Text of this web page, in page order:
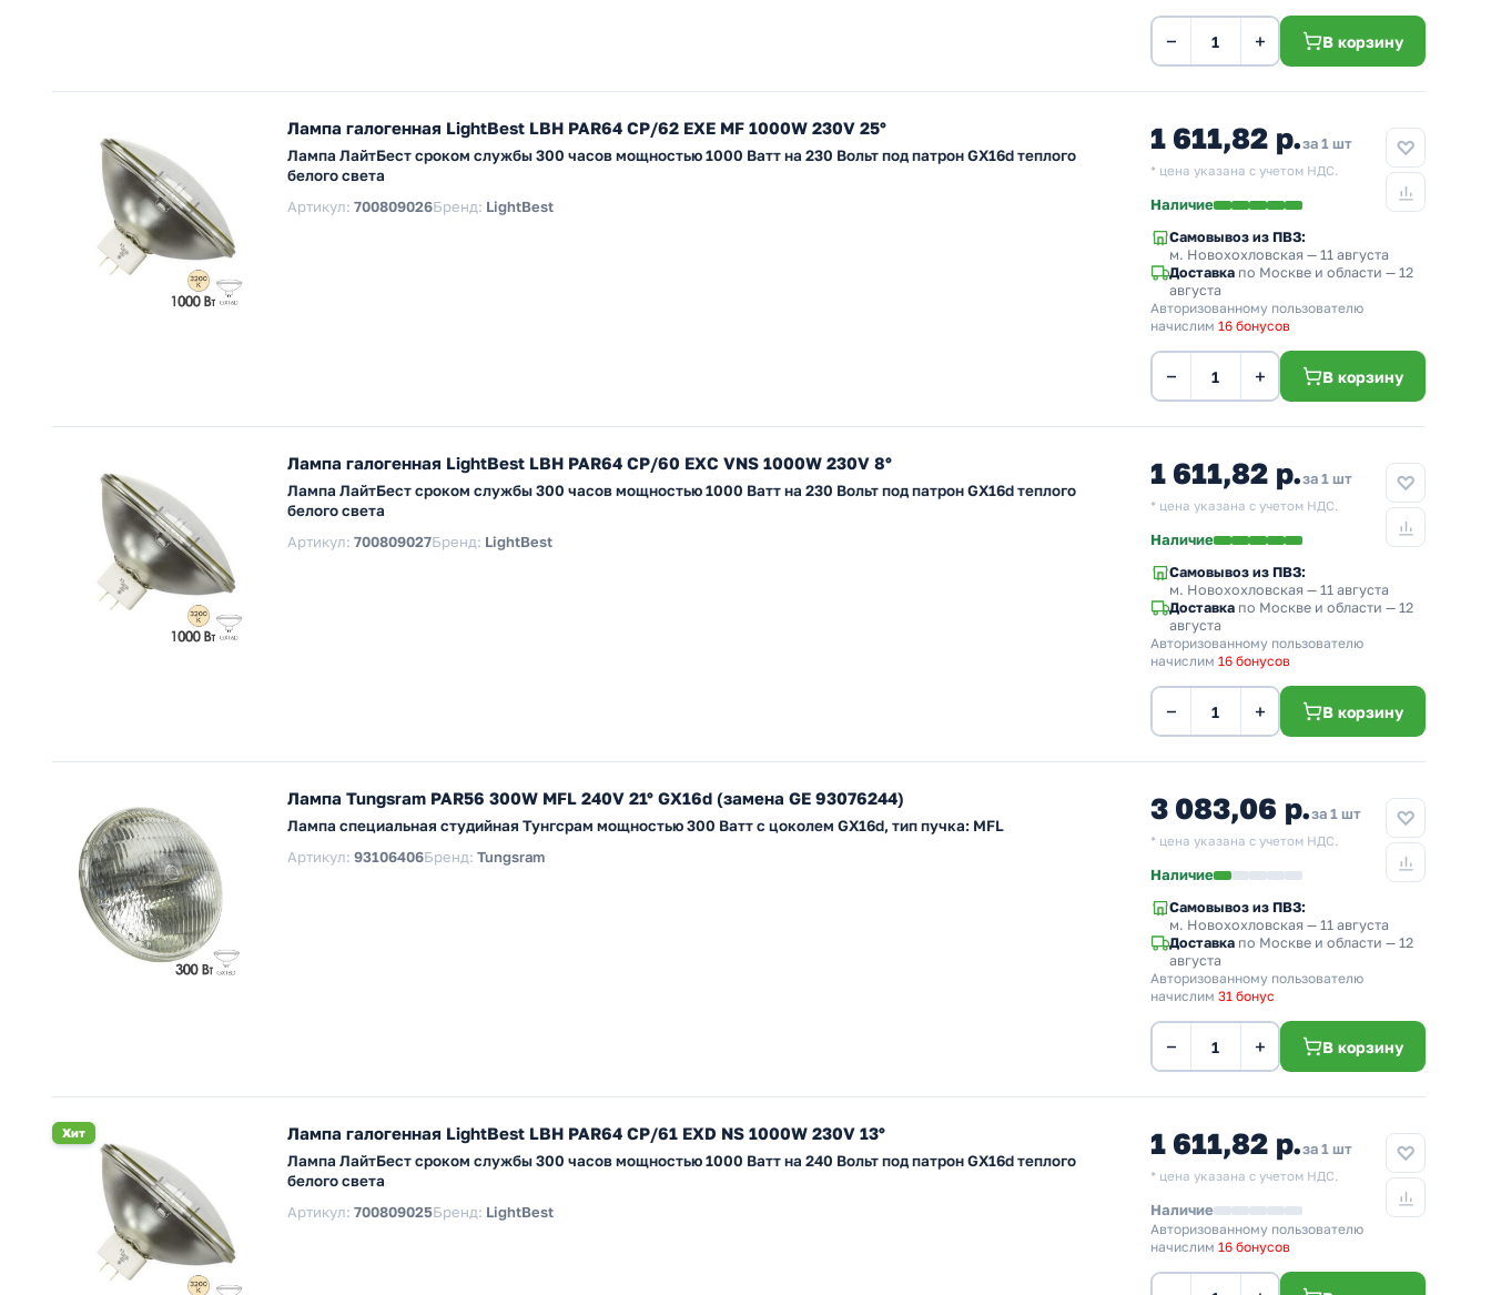
− + В корзину
Лампа галогенная LightBest LBH PAR64 CP/62 EXE MF 1000W 230V 25°
Лампа ЛайтБест сроком службы 300 часов мощностью 1000 Ватт на 230 Вольт под патрон GX16d теплого
белого света
Артикул: 700809026Бренд: LightBest
1 611,82 р.за 1 шт
* цена указана с учетом НДС.
Наличие
Самовывоз из ПВЗ:
м. Новохохловская — 11 августа
Доставка по Москве и области — 12
августа
Авторизованному пользователю
начислим 16 бонусов
− + В корзину
Лампа галогенная LightBest LBH PAR64 CP/60 EXC VNS 1000W 230V 8°
Лампа ЛайтБест сроком службы 300 часов мощностью 1000 Ватт на 230 Вольт под патрон GX16d теплого
белого света
Артикул: 700809027Бренд: LightBest
1 611,82 р.за 1 шт
* цена указана с учетом НДС.
Наличие
Самовывоз из ПВЗ:
м. Новохохловская — 11 августа
Доставка по Москве и области — 12
августа
Авторизованному пользователю
начислим 16 бонусов
− + В корзину
Лампа Tungsram PAR56 300W MFL 240V 21° GX16d (замена GE 93076244)
Лампа специальная студийная Тунгсрам мощностью 300 Ватт с цоколем GX16d, тип пучка: MFL
Артикул: 93106406Бренд: Tungsram
3 083,06 р.за 1 шт
* цена указана с учетом НДС.
Наличие
Самовывоз из ПВЗ:
м. Новохохловская — 11 августа
Доставка по Москве и области — 12
августа
Авторизованному пользователю
начислим 31 бонус
− + В корзину
Хит Лампа галогенная LightBest LBH PAR64 CP/61 EXD NS 1000W 230V 13°
Лампа ЛайтБест сроком службы 300 часов мощностью 1000 Ватт на 240 Вольт под патрон GX16d теплого
белого света
Артикул: 700809025Бренд: LightBest
1 611,82 р.за 1 шт
* цена указана с учетом НДС.
Наличие
Авторизованному пользователю
начислим 16 бонусов